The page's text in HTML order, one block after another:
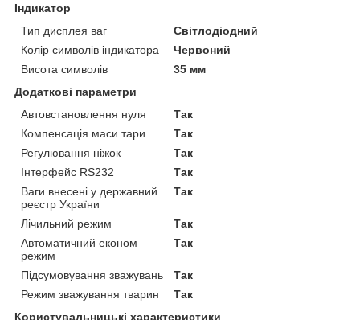
Індикатор
Тип дисплея ваг
Світлодіодний
Колір символів індикатора
Червоний
Висота символів
35 мм
Додаткові параметри
Автовстановлення нуля
Так
Компенсація маси тари
Так
Регулювання ніжок
Так
Інтерфейс RS232
Так
Ваги внесені у державний
реєстр України
Так
Лічильний режим
Так
Автоматичний економ
режим
Так
Підсумовування зважувань
Так
Режим зважування тварин
Так
Користувальницькі характеристики